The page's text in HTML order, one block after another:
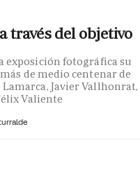
través del objetivo
exposición fotográfica su
de medio centenar de
Javier Vallhonrat,
Valiente